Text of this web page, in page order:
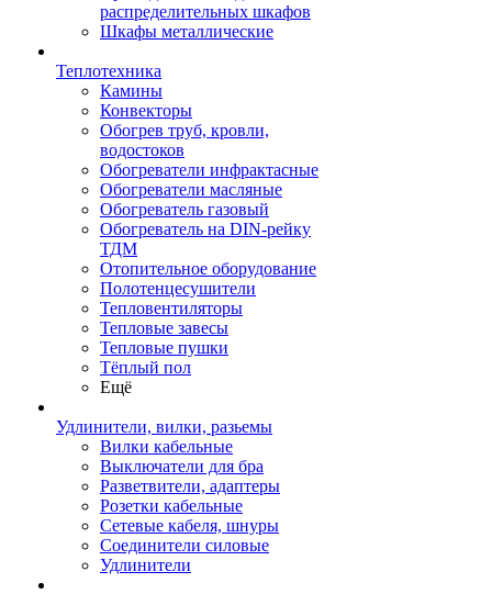
распределительных шкафов
Шкафы металлические
Теплотехника
Камины
Конвекторы
Обогрев труб, кровли,
водостоков
Обогреватели инфрактасные
Обогреватели масляные
Обогреватель газовый
Обогреватель на DIN-рейку
ТДМ
Отопительное оборудование
Полотенцесушители
Тепловентиляторы
Тепловые завесы
Тепловые пушки
Тёплый пол
Ещё
Удлинители, вилки, разьемы
Вилки кабельные
Выключатели для бра
Разветвители, адаптеры
Розетки кабельные
Сетевые кабеля, шнуры
Соединители силовые
Удлинители